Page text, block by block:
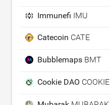
Immunefi IMU
Catecoin CATE
Bubblemaps BMT
Cookie DAO COOKIE